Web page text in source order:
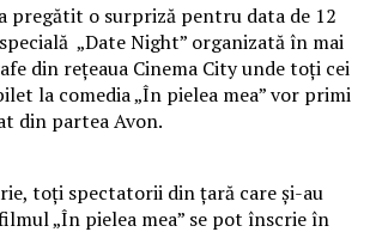
pregătit o surpriză pentru data de 12
„Date Night” organizată în mai
din rețeaua Cinema City unde toți cei
la comedia „În pielea mea” vor primi
din partea Avon.
toți spectatorii din țară care și-au
„În pielea mea” se pot înscrie în